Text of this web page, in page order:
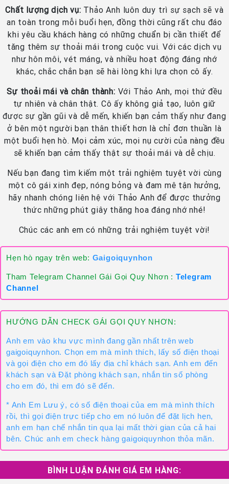
Chất lượng dịch vụ: Thảo Anh luôn duy trì sự sạch sẽ và
an toàn trong mỗi buổi hẹn, đồng thời cũng rất chu đáo
khi yêu cầu khách hàng có những chuẩn bị cần thiết để
tăng thêm sự thoải mái trong cuộc vui. Với các dịch vụ
như hôn môi, vét máng, và nhiều hoạt động đáng nhớ
khác, chắc chắn bạn sẽ hài lòng khi lựa chọn cô ấy.
Sự thoải mái và chân thành: Với Thảo Anh, mọi thứ đều
tự nhiên và chân thật. Cô ấy không giả tạo, luôn giữ
được sự gần gũi và dễ mến, khiến bạn cảm thấy như đang
ở bên một người bạn thân thiết hơn là chỉ đơn thuần là
một buổi hẹn hò. Mọi cảm xúc, mọi nụ cười của nàng đều
sẽ khiến bạn cảm thấy thật sự thoải mái và dễ chịu.
Nếu bạn đang tìm kiếm một trải nghiệm tuyệt vời cùng
một cô gái xinh đẹp, nóng bỏng và đam mê tận hưởng,
hãy nhanh chóng liên hệ với Thảo Anh để được thưởng
thức những phút giây thăng hoa đáng nhớ nhé!
Chúc các anh em có những trải nghiệm tuyệt vời!
Hẹn hò ngay trên web: Gaigoiquynhon
Tham Telegram Channel Gái Gọi Quy Nhơn : Telegram
Channel
HƯỚNG DẪN CHECK GÁI GỌI QUY NHƠN:
Anh em vào khu vực mình đang gần nhất trên web
gaigoiquynhon. Chọn em mà mình thích, lấy số điện thoại
và gọi điện cho em đó lấy địa chỉ khách sạn. Anh em đến
khách sạn và Đặt phòng khách sạn, nhắn tin số phòng
cho em đó, thì em đó sẽ đến.
* Anh Em Lưu ý, có số điện thoại của em mà mình thích
rồi, thì gọi điện trực tiếp cho em nó luôn để đặt lịch hẹn,
anh em hạn chế nhắn tin qua lại mất thời gian của cả hai
bên. Chúc anh em check hàng gaigoiquynhon thỏa mãn.
BÌNH LUẬN ĐÁNH GIÁ EM HÀNG: